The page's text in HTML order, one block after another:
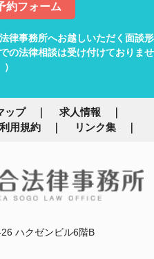
約フォーム
律事務所へお越しいただく面談形
の法律相談は受け付けておりませ
ップ
求人情報
用規約 リンク集
ハクゼンビル6階B